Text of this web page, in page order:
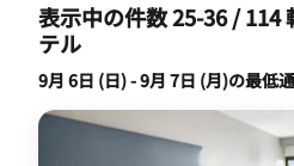
表示中の件数 25-36 / 114
テル
9月 6日 (日) - 9月 7日 (月)の最低